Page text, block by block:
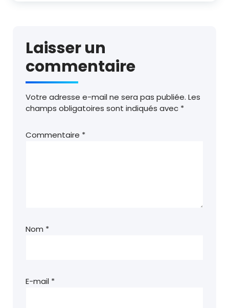
Laisser un
commentaire
Votre adresse e-mail ne sera pas publiée. Les
champs obligatoires sont indiqués avec *
Commentaire *
Nom *
E-mail *